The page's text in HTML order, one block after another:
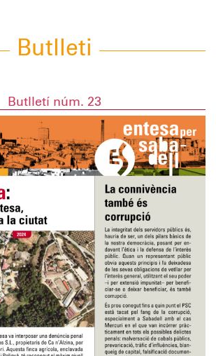
Butlleti
Butlletí núm. 23